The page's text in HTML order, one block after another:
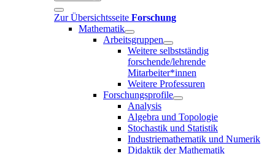
Zur Übersichtsseite Forschung
Mathematik
Arbeitsgruppen
Weitere selbstständig
forschende/lehrende
Mitarbeiter*innen
Weitere Professuren
Forschungsprofile
Analysis
Algebra und Topologie
Stochastik und Statistik
Industriemathematik und Numerik
Didaktik der Mathematik